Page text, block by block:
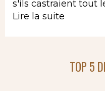
s'ils castraient tout
Lire la suite
TOP 5